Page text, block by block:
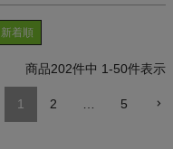
新着順
202件中 1-50件表示
1 2 … 5